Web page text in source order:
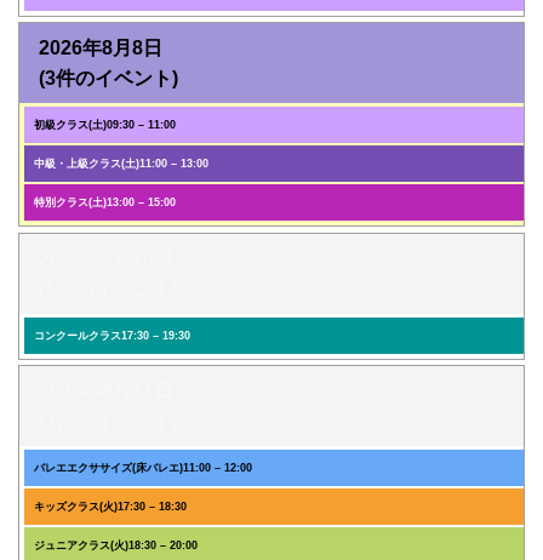
2026年8月8日
(3件のイベント)
初級クラス(土)09:30 – 11:00
中級・上級クラス(土)11:00 – 13:00
特別クラス(土)13:00 – 15:00
コンクールクラス17:30 – 19:30
バレエエクササイズ(床バレエ)11:00 – 12:00
キッズクラス(火)17:30 – 18:30
ジュニアクラス(火)18:30 – 20:00